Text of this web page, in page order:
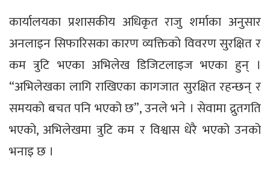
कार्यालयका प्रशासकीय अधिकृत राजु शर्माका अनुसार
अनलाइन सिफारिसका कारण व्यक्तिको विवरण सुरक्षित र
कम त्रुटि भएका अभिलेख डिजिटलाइज भएका हुन् ।
“अभिलेखका लागि राखिएका कागजात सुरक्षित रहन्छन् र
समयको बचत पनि भएको छ”, उनले भने । सेवामा द्रुतगति
भएको, अभिलेखमा त्रुटि कम र विश्वास धेरै भएको उनको
भनाइ छ ।